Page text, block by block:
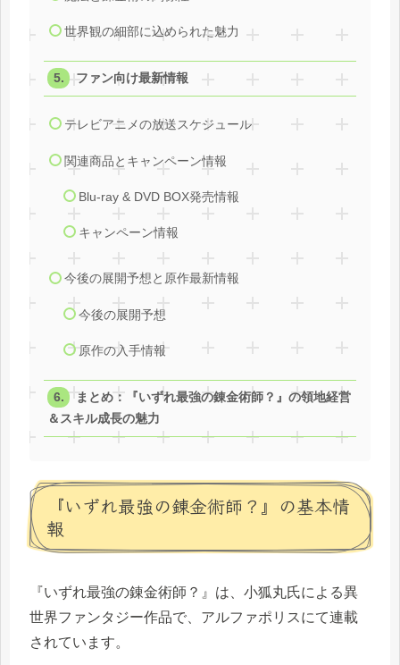
世界観の細部に込められた魅力
ファン向け最新情報
テレビアニメの放送スケジュール
関連商品とキャンペーン情報
Blu-ray & DVD BOX発売情報
キャンペーン情報
今後の展開予想と原作最新情報
今後の展開予想
原作の入手情報
まとめ：『いずれ最強の錬金術師？』の領地経営
＆スキル成長の魅力
『いずれ最強の錬金術師？』の基本情
報
『いずれ最強の錬金術師？』は、小狐丸氏による異
世界ファンタジー作品で、アルファポリスにて連載
されています。